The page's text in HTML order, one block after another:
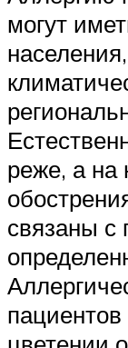
могут
реже, а
связаны с